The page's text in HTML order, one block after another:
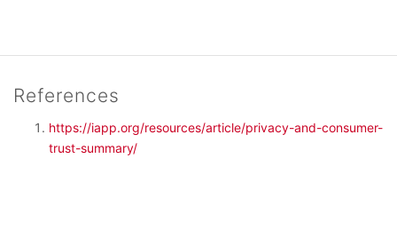
References
https://iapp.org/resources/article/privacy-and-consumer-
trust-summary/